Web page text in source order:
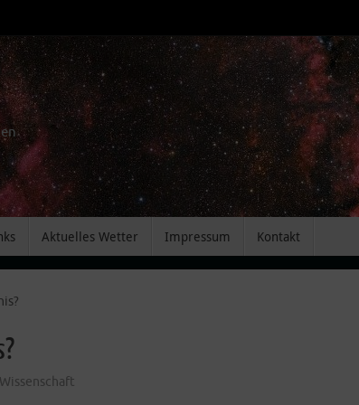
Aktuelles Wetter Impressum Kontakt
Wissenschaft